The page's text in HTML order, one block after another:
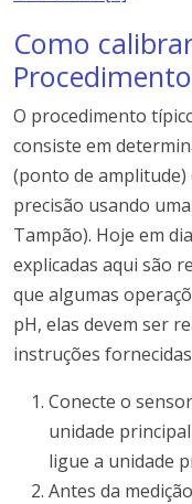
Como
Procedimento
O procedimento
consiste em
(ponto de amplitude)
precisão usando
Tampão). Hoje em
explicadas aqui são
que algumas
pH, elas devem ser
instruções
Conecte o
unidade
ligue a unidade
Antes da